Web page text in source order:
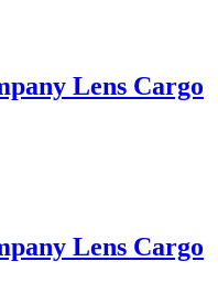
Lens Cargo
Lens Cargo